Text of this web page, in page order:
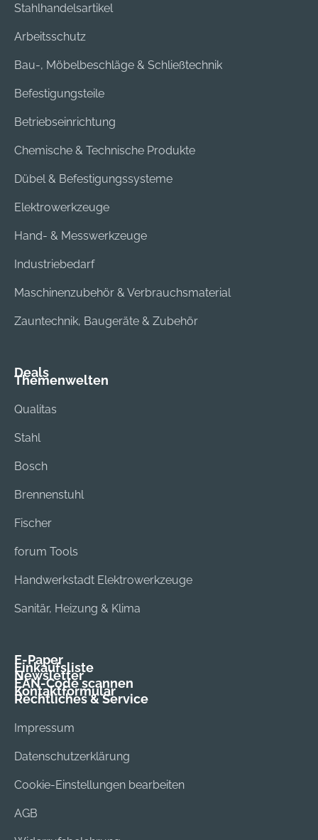
Stahlhandelsartikel
Arbeitsschutz
Bau-, Möbelbeschläge & Schließtechnik
Befestigungsteile
Betriebseinrichtung
Chemische & Technische Produkte
Dübel & Befestigungssysteme
Elektrowerkzeuge
Hand- & Messwerkzeuge
Industriebedarf
Maschinenzubehör & Verbrauchsmaterial
Zauntechnik, Baugeräte & Zubehör
Deals
Themenwelten
Qualitas
Stahl
Bosch
Brennenstuhl
Fischer
forum Tools
Handwerkstadt Elektrowerkzeuge
Sanitär, Heizung & Klima
E-Paper
Einkaufsliste
Newsletter
EAN-Code scannen
Kontaktformular
Rechtliches & Service
Impressum
Datenschutzerklärung
Cookie-Einstellungen bearbeiten
AGB